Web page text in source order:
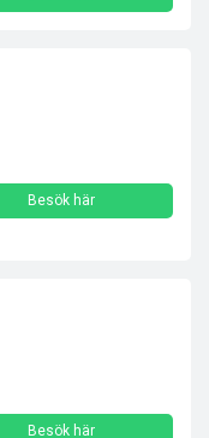
Besök här
Besök här